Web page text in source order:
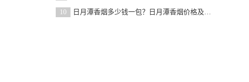
10 日月潭香烟多少钱一包？日月潭香烟价格及图片大全